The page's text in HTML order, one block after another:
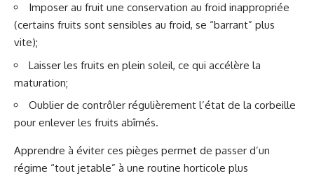
Imposer au fruit une conservation au froid inappropriée
(certains fruits sont sensibles au froid, se “barrant” plus
vite);
Laisser les fruits en plein soleil, ce qui accélère la
maturation;
Oublier de contrôler régulièrement l’état de la corbeille
pour enlever les fruits abîmés.
Apprendre à éviter ces pièges permet de passer d’un
régime “tout jetable” à une routine horticole plus